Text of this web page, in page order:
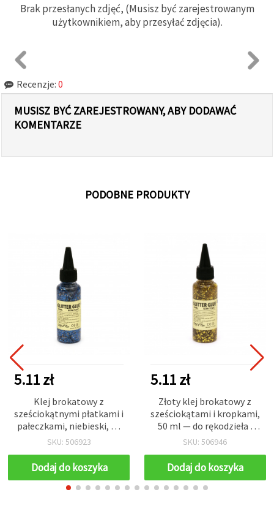
Brak przesłanych zdjęć, (Musisz być zarejestrowanym
użytkownikiem, aby przesyłać zdjęcia).
Recenzje: 0
MUSISZ BYĆ ZAREJESTROWANY, ABY DODAWAĆ
KOMENTARZE
PODOBNE PRODUKTY
5.11 zł
Klej brokatowy z
sześciokątnymi płatkami i
pałeczkami, niebieski, 50
ml – idealny do DIY,
SKU: 506923
Dodaj do koszyka
5.11 zł
Złoty klej brokatowy z
sześciokątami i kropkami,
50 ml — do rękodzieła i
prac plastycznych
SKU: 506946
Dodaj do koszyka